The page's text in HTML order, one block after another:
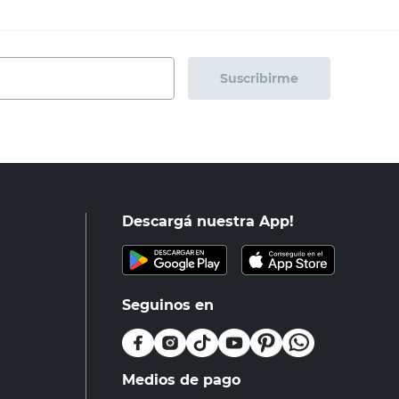
Suscribirme
Descargá nuestra App!
Seguinos en
Medios de pago